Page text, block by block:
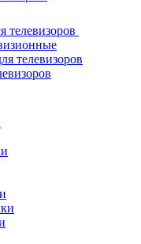
телевизоров
телевизоров